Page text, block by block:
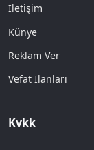
İletişim
Künye
Reklam Ver
Vefat İlanları
Kvkk